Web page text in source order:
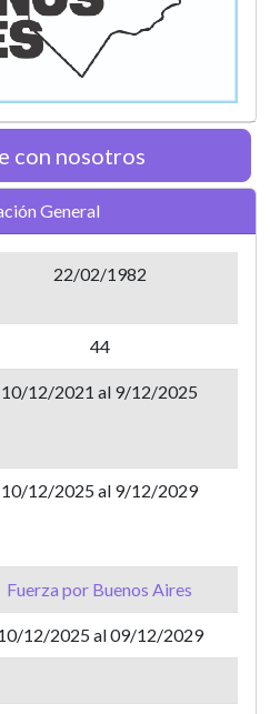
con nosotros
General
22/02/1982
44
10/12/2021 al 9/12/2025
10/12/2025 al 9/12/2029
Fuerza por Buenos Aires
12/2025 al 09/12/2029